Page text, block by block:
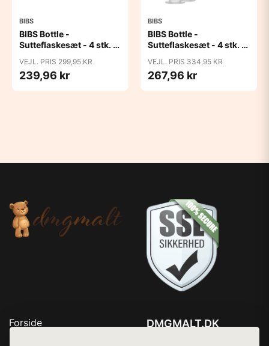
BIBS
BIBS Bottle -
Sutteflaskesæt - 4 stk. -
- Ivory
VEJL. PRIS 299,95 KR
239,96 kr
BIBS
BIBS Bottle -
Sutteflaskesæt - 4 stk. -
270ml - Ivory
VEJL. PRIS 334,95 KR
267,96 kr
Forside
DMGMALT.DK